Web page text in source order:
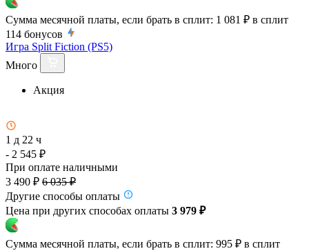
Сумма месячной платы, если брать в сплит: 1 081 ₽ в сплит
114 бонусов
Игра Split Fiction (PS5)
Много
Акция
1 д 22 ч
- 2 545 ₽
При оплате наличными
3 490 ₽ 6 035 ₽
Другие способы оплаты
Цена при других способах оплаты 3 979 ₽
Сумма месячной платы, если брать в сплит: 995 ₽ в сплит